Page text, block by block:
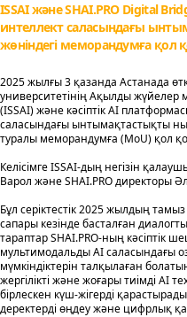
ISSAI және SHAI.PRO Digital
интеллект саласындағы
жөніндегі меморандумға қол
2025 жылғы 3 қазанда Астанада
университетінің Ақылды
(ISSAI) және кәсіптік AI
саласындағы ынтымақтастықты
туралы меморандумға (MoU) қол
Келісімге ISSAI-дың негізін
Варол және SHAI.PRO директоры
Бұл серіктестік 2025 жылдың
сапары кезінде басталған
тараптар SHAI.PRO-ның кәсіптік
мультимодальды AI саласындағы
мүмкіндіктерін талқылаған
жергілікті және жоғары тиімді
бірлескен күш-жігерді
деректерді өңдеу және цифрлық